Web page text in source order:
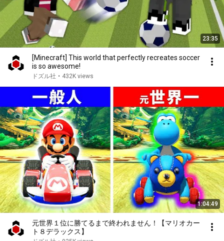
23:35
[Minecraft] This world that perfectly recreates soccer
is so awesome!
ドズル社 • 432K views
1:04:49
元世界１位に勝てるまで終われません！【マリオカー
ト８デラックス】